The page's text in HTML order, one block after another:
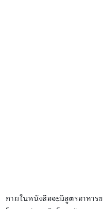
ภายในหนังสือจะมีสูตรอาหา